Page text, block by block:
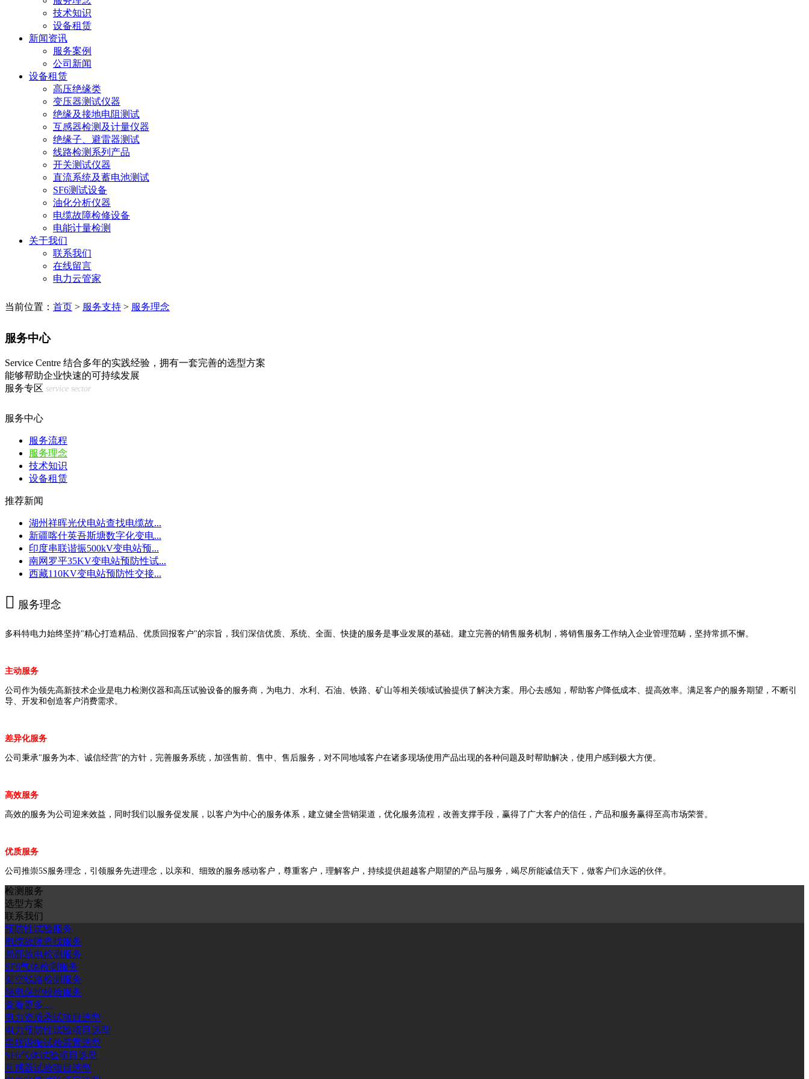
技术知识
设备租赁
新闻资讯
服务案例
公司新闻
设备租赁
高压绝缘类
变压器测试仪器
绝缘及接地电阻测试
互感器检测及计量仪器
绝缘子、避雷器测试
线路检测系列产品
开关测试仪器
直流系统及蓄电池测试
SF6测试设备
油化分析仪器
电缆故障检修设备
电能计量检测
关于我们
联系我们
在线留言
电力云管家
当前位置： 首页 > 服务支持 > 服务理念
服务中心
Service Centre 结合多年的实践经验，拥有一套完善的选型方案
能够帮助企业快速的可持续发展
服务专区 service sector
服务中心
服务流程
服务理念
技术知识
设备租赁
推荐新闻
湖州祥晖光伏电站查找电缆故...
新疆喀什英吾斯塘数字化变电...
印度串联谐振500kV变电站预...
南网罗平35KV变电站预防性试...
西藏110KV变电站预防性交接...
 服务理念
多科特电力始终坚持"精心打造精品、优质回报客户"的宗旨，我们深信优质、系统、全面、快捷的服务是事业发展的基础。建立完善的销售服务机制，将销售服务工作纳入企业管理范畴，坚持常抓不懈。
主动服务
公司作为领先高新技术企业是电力检测仪器和高压试验设备的服务商，为电力、水利、石油、铁路、矿山等相关领域试验提供了解决方案。用心去感知，帮助客户降低成本、提高效率。满足客户的服务期望，不断引
导、开发和创造客户消费需求。
差异化服务
公司秉承"服务为本、诚信经营"的方针，完善服务系统，加强售前、售中、售后服务，对不同地域客户在诸多现场使用产品出现的各种问题及时帮助解决，使用户感到极大方便。
高效服务
高效的服务为公司迎来效益，同时我们以服务促发展，以客户为中心的服务体系，建立健全营销渠道，优化服务流程，改善支撑手段，赢得了广大客户的信任，产品和服务赢得至高市场荣誉。
优质服务
公司推崇5S服务理念，引领服务先进理念，以亲和、细致的服务感动客户，尊重客户，理解客户，持续提供超越客户期望的产品与服务，竭尽所能诚信天下，做客户们永远的伙伴。
检测服务
选型方案
联系我们
预防性试验服务
电缆故障查找服务
局部放电检测服务
SF6气体检测服务
架空线路检测服务
继电保护校验服务
查看更多....
电力资质承试项目选型
电力预防性试验项目选型
串联谐振试验装置选型
SF6气体试验项目选型
互感器试验项目选型